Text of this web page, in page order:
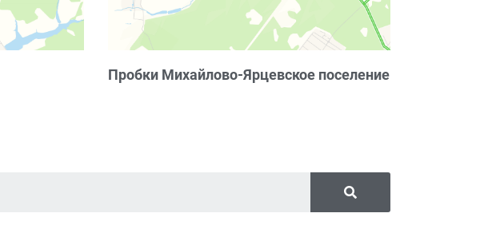
Пробки Михайлово-Ярцевское поселение